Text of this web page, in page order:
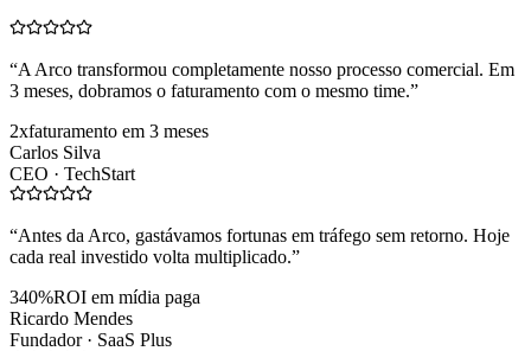
“A Arco transformou completamente nosso processo comercial. Em
3 meses, dobramos o faturamento com o mesmo time.”
2xfaturamento em 3 meses
Carlos Silva
CEO · TechStart
“Antes da Arco, gastávamos fortunas em tráfego sem retorno. Hoje
cada real investido volta multiplicado.”
340%ROI em mídia paga
Ricardo Mendes
Fundador · SaaS Plus